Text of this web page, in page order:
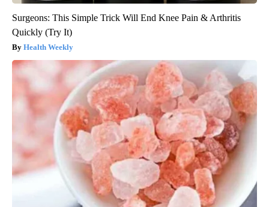
Surgeons: This Simple Trick Will End Knee Pain & Arthritis
Quickly (Try It)
Health Weekly